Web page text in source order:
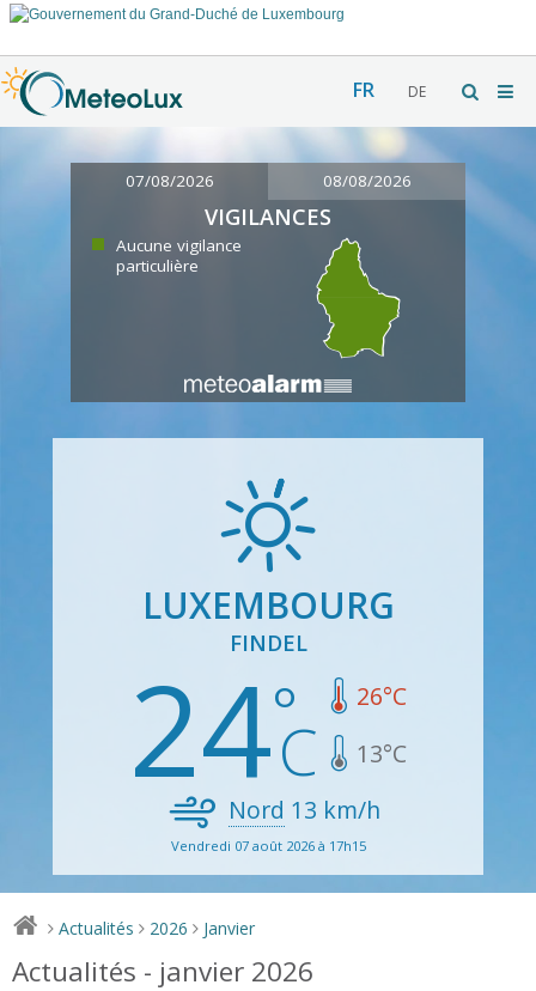
FR DE
07/08/2026 08/08/2026
VIGILANCES
Aucune vigilance
particulière
LUXEMBOURG
FINDEL
24 26°C
13°C
Nord 13 km/h
Vendredi 07 août 2026 à 17h15
> Actualités > 2026 > Janvier
Actualités - janvier 2026